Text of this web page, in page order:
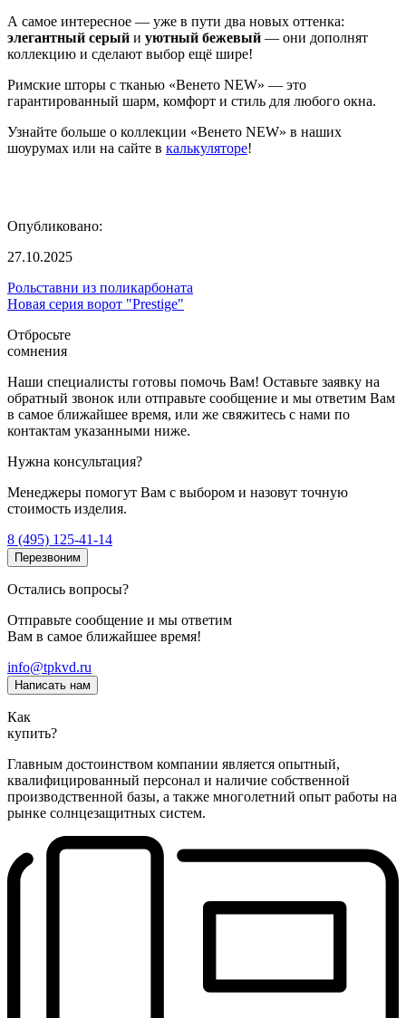
А самое интересное — уже в пути два новых оттенка:
элегантный серый и уютный бежевый — они дополнят
коллекцию и сделают выбор ещё шире!
Римские шторы с тканью «Венето NEW» — это
гарантированный шарм, комфорт и стиль для любого окна.
Узнайте больше о коллекции «Венето NEW» в наших
шоурумах или на сайте в калькуляторе!
Опубликовано:
27.10.2025
Рольставни из поликарбоната
Новая серия ворот "Prestige"
Отбросьте
сомнения
Наши специалисты готовы помочь Вам! Оставьте заявку на
обратный звонок или отправьте сообщение и мы ответим Вам
в самое ближайшее время, или же свяжитесь с нами по
контактам указанными ниже.
Нужна консультация?
Менеджеры помогут Вам с выбором и назовут точную
стоимость изделия.
8 (495) 125-41-14
Перезвоним
Остались вопросы?
Отправьте сообщение и мы ответим
Вам в самое ближайшее время!
info@tpkvd.ru
Написать нам
Как
купить?
Главным достоинством компании является опытный,
квалифицированный персонал и наличие собственной
производственной базы, а также многолетний опыт работы на
рынке солнцезащитных систем.